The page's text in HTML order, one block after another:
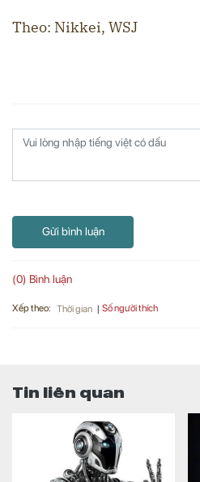
Theo: Nikkei, WSJ
Gửi bình luận
(0) Bình luận
Xếp theo: Thời gian Số người thích
Tin liên quan